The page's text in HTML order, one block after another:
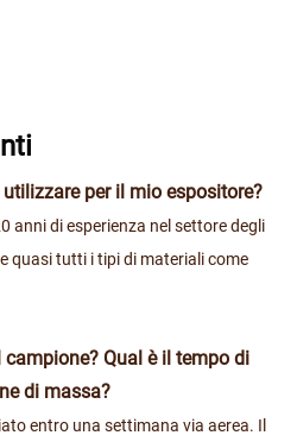
per il mio espositore?
anni di esperienza nel settore degli
quasi tutti i tipi di materiali come
Qual è il tempo di
di massa?
entro una settimana via aerea. Il